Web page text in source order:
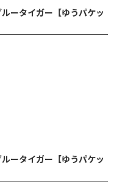
ータイガー【ゆうパケッ
ータイガー【ゆうパケッ